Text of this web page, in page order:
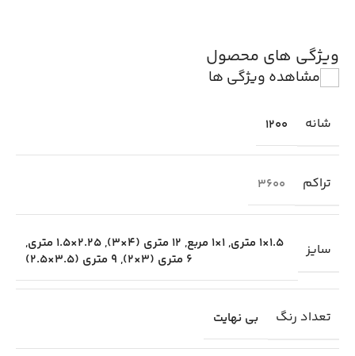
ویژگی های محصول
مشاهده ویژگی ها
شانه 1200
تراکم 3600
سایز 1.5×1 متری ,1×1 مربع , 12 متری (4×3) ,2.25×1.5 متری
,
6 متری (3×2)
, 9 متری (3.5×2.5)
تعداد رنگ بی نهایت